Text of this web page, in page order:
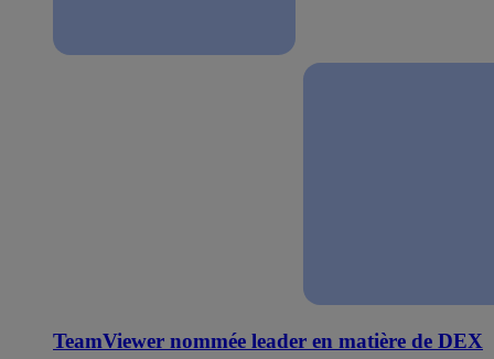
TeamViewer nommée leader en matière de DEX